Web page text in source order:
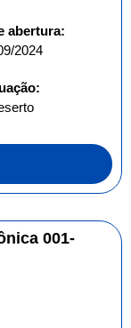
abertura:
2024
001-